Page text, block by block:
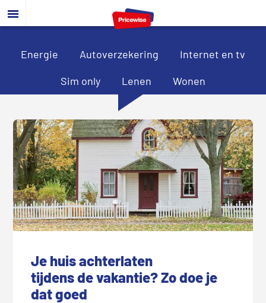
Door
naar
hoofd
Spring
naar
eerste
Spring
naar
voettekst
Energie Autoverzekering Internet en tv
Sim only Lenen Wonen
Je huis achterlaten
tijdens de vakantie? Zo doe je
dat goed